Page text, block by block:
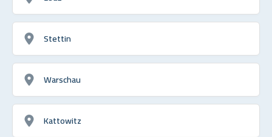
Stettin
Warschau
Kattowitz